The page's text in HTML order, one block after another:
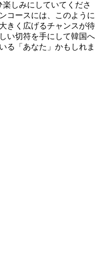
しみにしていてくださ
コースには、このように
きく広げるチャンスが待
い切符を手にして韓国へ
る「あなた」かもしれま